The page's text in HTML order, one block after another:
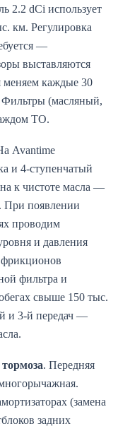
2.2 dCi использует
км. Регулировка
—
выставляются
меняем каждые 30
(масляный,
ТО.
Avantime
и 4-ступенчатый
к чистоте масла —
При появлении
проводим
и давления
фрикционов
фильтра и
свыше 150 тыс.
и 3-й передач —
. Передняя
(замена
задних